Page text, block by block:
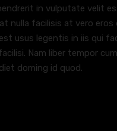
in vulputate velit
nulla facilisis at vero eros
usus legentis in iis qui
Nam liber tempor
doming id quod.